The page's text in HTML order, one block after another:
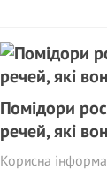
Помідори
речей, які
Корисна